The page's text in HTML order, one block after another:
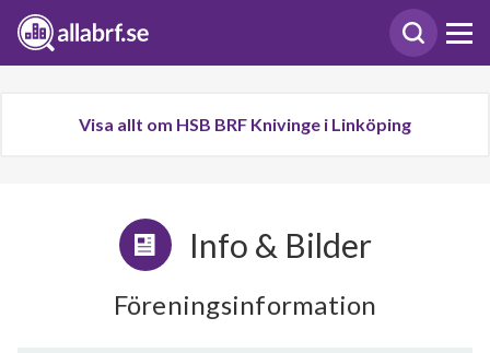
Visa allt om HSB BRF Knivinge i Linköping
Info & Bilder
Föreningsinformation